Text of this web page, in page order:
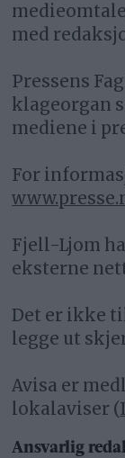
med
Pressens
klageorgan
mediene i
For
Fjell-Ljom
eksterne
Det er ikke
legge ut
Avisa er
lokalaviser (
Ansvarlig